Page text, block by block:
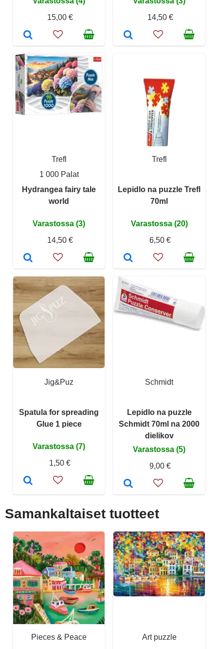
15,00 €
14,50 €
Trefl
1 000 Palat
Hydrangea fairy tale
world
Varastossa (3)
14,50 €
Trefl
Lepidlo na puzzle Trefl
70ml
Varastossa (20)
6,50 €
Jig&Puz
Spatula for spreading
Glue 1 piece
Varastossa (7)
1,50 €
Schmidt
Lepidlo na puzzle
Schmidt 70ml na 2000
dielikov
Varastossa (5)
9,00 €
Samankaltaiset tuotteet
Pieces & Peace
Art puzzle